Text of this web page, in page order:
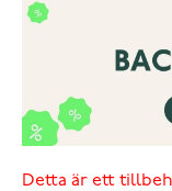
Detta är ett